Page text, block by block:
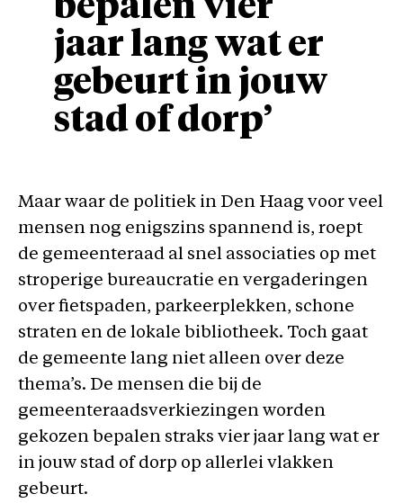
bepalen vier
jaar lang wat er
gebeurt in jouw
stad of dorp’
Maar waar de politiek in Den Haag voor veel
mensen nog enigszins spannend is, roept
de gemeenteraad al snel associaties op met
stroperige bureaucratie en vergaderingen
over fietspaden, parkeerplekken, schone
straten en de lokale bibliotheek. Toch gaat
de gemeente lang niet alleen over deze
thema’s. De mensen die bij de
gemeenteraadsverkiezingen worden
gekozen bepalen straks vier jaar lang wat er
in jouw stad of dorp op allerlei vlakken
gebeurt.